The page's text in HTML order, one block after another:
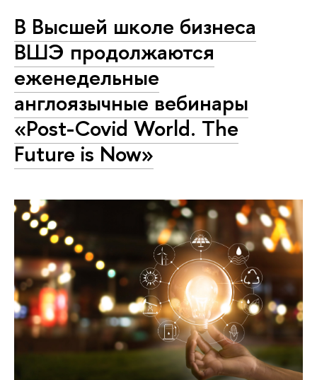
В Высшей школе бизнеса
ВШЭ продолжаются
еженедельные
англоязычные вебинары
«Post-Covid World. The
Future is Now»